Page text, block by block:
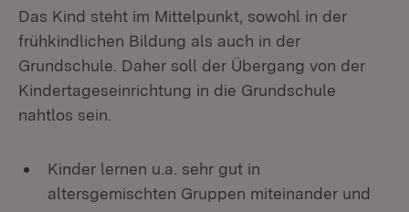
Das Kind steht im Mittelpunkt, sowohl in der
frühkindlichen Bildung als auch in der
Grundschule. Daher soll der Übergang von der
Kindertageseinrichtung in die Grundschule
nahtlos sein.
Kinder lernen u.a. sehr gut in
altersgemischten Gruppen miteinander und